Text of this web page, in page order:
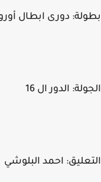
دورى ابطال أوروبا
الدور ال 16
احمد البلوشي